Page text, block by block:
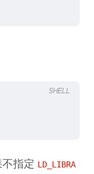
SHELL
指定 LD_LIBRA